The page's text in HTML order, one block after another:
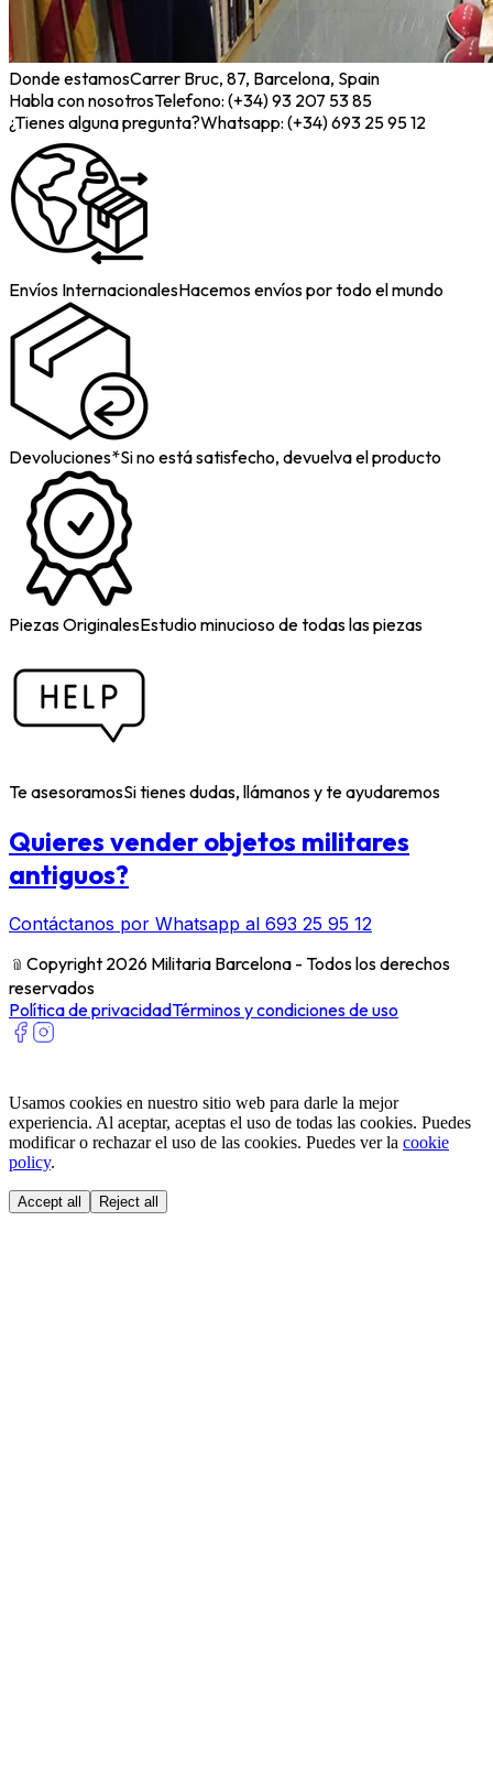
Donde estamosCarrer Bruc, 87, Barcelona, Spain
Habla con nosotrosTelefono: (+34) 93 207 53 85
¿Tienes alguna pregunta?Whatsapp: (+34) 693 25 95 12
Envíos InternacionalesHacemos envíos por todo el mundo
Devoluciones*Si no está satisfecho, devuelva el producto
Piezas OriginalesEstudio minucioso de todas las piezas
Te asesoramosSi tienes dudas, llámanos y te ayudaremos
Quieres vender objetos militares
antiguos?
Contáctanos por Whatsapp al 693 25 95 12
﹫ Copyright 2026 Militaria Barcelona - Todos los derechos
reservados
Política de privacidadTérminos y condiciones de uso
Usamos cookies en nuestro sitio web para darle la mejor
experiencia. Al aceptar, aceptas el uso de todas las cookies. Puedes
modificar o rechazar el uso de las cookies. Puedes ver la cookie
policy.
Accept all Reject all